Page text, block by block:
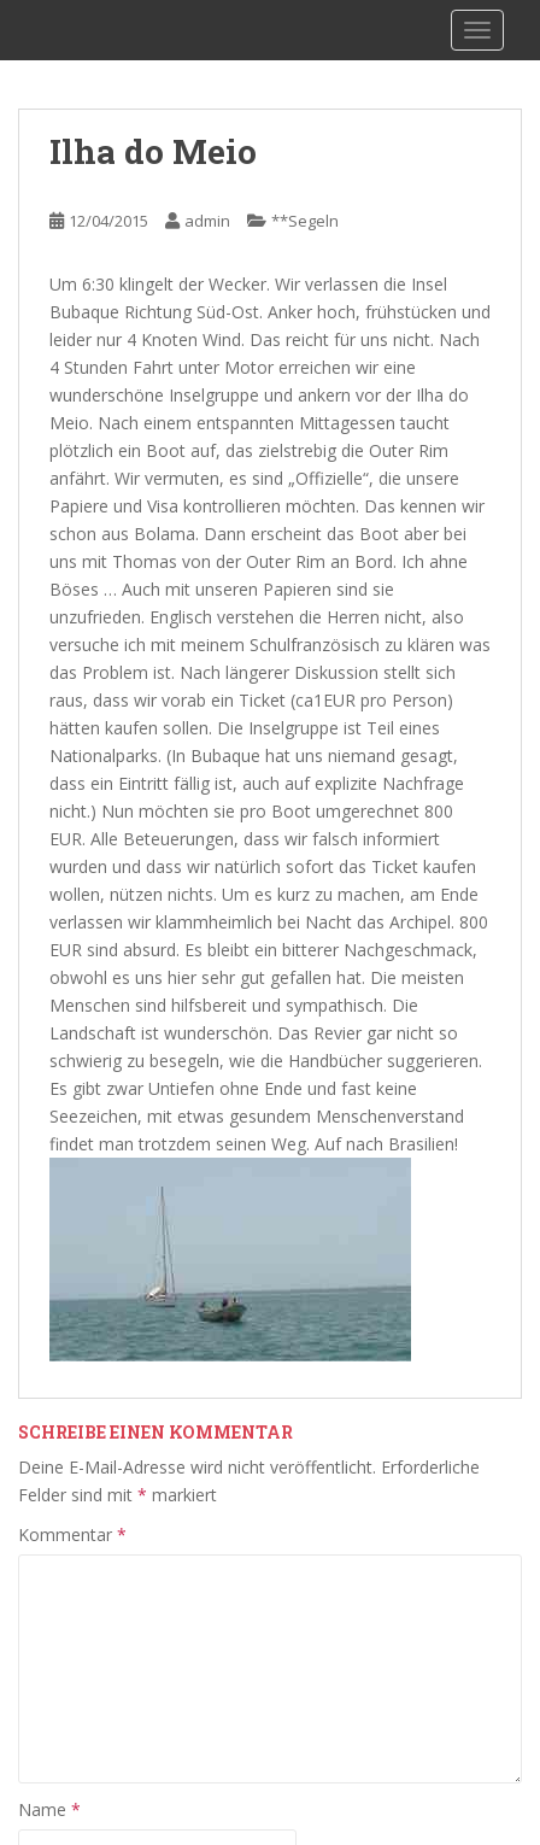
i
Ilha do Meio
12/04/2015 admin **Segeln
Um 6:30 klingelt der Wecker. Wir verlassen die Insel
Bubaque Richtung Süd-Ost. Anker hoch, frühstücken und
leider nur 4 Knoten Wind. Das reicht für uns nicht. Nach
4 Stunden Fahrt unter Motor erreichen wir eine
wunderschöne Inselgruppe und ankern vor der Ilha do
Meio. Nach einem entspannten Mittagessen taucht
plötzlich ein Boot auf, das zielstrebig die Outer Rim
anfährt. Wir vermuten, es sind „Offizielle“, die unsere
Papiere und Visa kontrollieren möchten. Das kennen wir
schon aus Bolama. Dann erscheint das Boot aber bei
uns mit Thomas von der Outer Rim an Bord. Ich ahne
Böses … Auch mit unseren Papieren sind sie
unzufrieden. Englisch verstehen die Herren nicht, also
versuche ich mit meinem Schulfranzösisch zu klären was
das Problem ist. Nach längerer Diskussion stellt sich
raus, dass wir vorab ein Ticket (ca1EUR pro Person)
hätten kaufen sollen. Die Inselgruppe ist Teil eines
Nationalparks. (In Bubaque hat uns niemand gesagt,
dass ein Eintritt fällig ist, auch auf explizite Nachfrage
nicht.) Nun möchten sie pro Boot umgerechnet 800
EUR. Alle Beteuerungen, dass wir falsch informiert
wurden und dass wir natürlich sofort das Ticket kaufen
wollen, nützen nichts. Um es kurz zu machen, am Ende
verlassen wir klammheimlich bei Nacht das Archipel. 800
EUR sind absurd. Es bleibt ein bitterer Nachgeschmack,
obwohl es uns hier sehr gut gefallen hat. Die meisten
Menschen sind hilfsbereit und sympathisch. Die
Landschaft ist wunderschön. Das Revier gar nicht so
schwierig zu besegeln, wie die Handbücher suggerieren.
Es gibt zwar Untiefen ohne Ende und fast keine
Seezeichen, mit etwas gesundem Menschenverstand
findet man trotzdem seinen Weg. Auf nach Brasilien!
SCHREIBE EINEN KOMMENTAR
Deine E-Mail-Adresse wird nicht veröffentlicht. Erforderliche
Felder sind mit * markiert
Kommentar *
Name *